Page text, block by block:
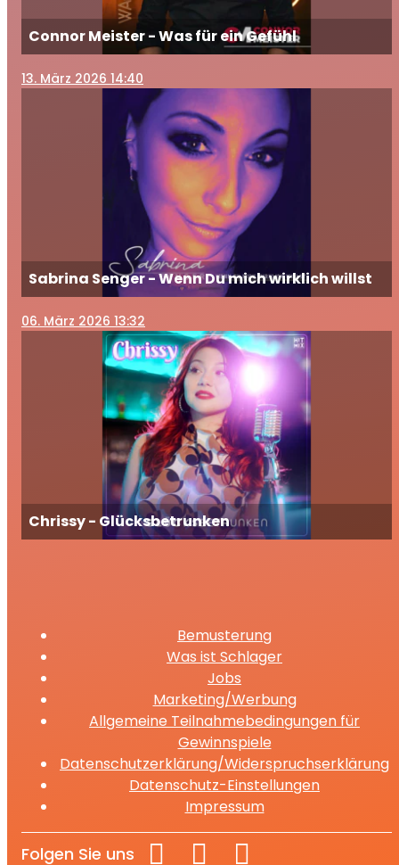
Connor Meister - Was für ein Gefühl
13. März 2026 14:40
Sabrina Senger - Wenn Du mich wirklich willst
06. März 2026 13:32
Chrissy - Glücksbetrunken
Bemusterung
Was ist Schlager
Jobs
Marketing/Werbung
Allgemeine Teilnahmebedingungen für
Gewinnspiele
Datenschutzerklärung/Widerspruchserklärung
Datenschutz-Einstellungen
Impressum
Folgen Sie uns